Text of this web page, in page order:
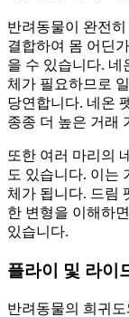
반려동물이 완전
결합하여 몸 어딘
을 수 있습니다. 네
체가 필요하므로
당연합니다. 네온
종종 더 높은 거래
또한 여러 마리의
도 있습니다. 이는
체가 됩니다. 드림
한 변형을 이해하
있습니다.
플라이 및 라이
반려동물의 희귀